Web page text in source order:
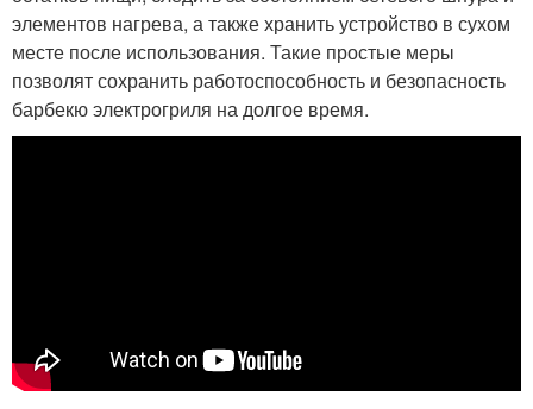
элементов нагрева, а также хранить устройство в сухом
месте после использования. Такие простые меры
позволят сохранить работоспособность и безопасность
барбекю электрогриля на долгое время.